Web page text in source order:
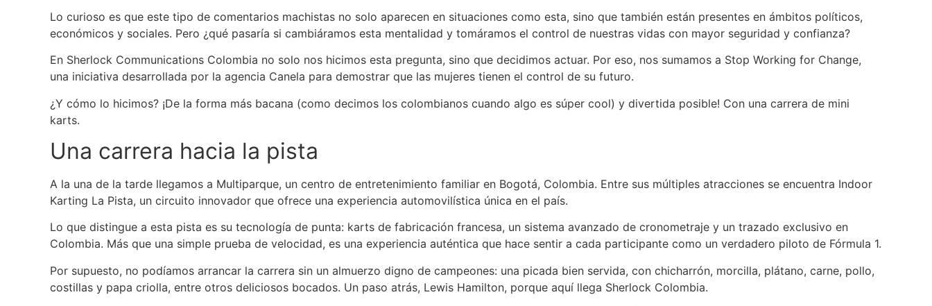
Lo curioso es que este tipo de comentarios machistas no solo aparecen en situaciones como esta, sino que también están presentes en ámbitos políticos,
económicos y sociales. Pero ¿qué pasaría si cambiáramos esta mentalidad y tomáramos el control de nuestras vidas con mayor seguridad y confianza?
En Sherlock Communications Colombia no solo nos hicimos esta pregunta, sino que decidimos actuar. Por eso, nos sumamos a Stop Working for Change,
una iniciativa desarrollada por la agencia Canela para demostrar que las mujeres tienen el control de su futuro.
¿Y cómo lo hicimos? ¡De la forma más bacana (como decimos los colombianos cuando algo es súper cool) y divertida posible! Con una carrera de mini
karts.
Una carrera hacia la pista
A la una de la tarde llegamos a Multiparque, un centro de entretenimiento familiar en Bogotá, Colombia. Entre sus múltiples atracciones se encuentra Indoor
Karting La Pista, un circuito innovador que ofrece una experiencia automovilística única en el país.
Lo que distingue a esta pista es su tecnología de punta: karts de fabricación francesa, un sistema avanzado de cronometraje y un trazado exclusivo en
Colombia. Más que una simple prueba de velocidad, es una experiencia auténtica que hace sentir a cada participante como un verdadero piloto de Fórmula 1.
Por supuesto, no podíamos arrancar la carrera sin un almuerzo digno de campeones: una picada bien servida, con chicharrón, morcilla, plátano, carne, pollo,
costillas y papa criolla, entre otros deliciosos bocados. Un paso atrás, Lewis Hamilton, porque aquí llega Sherlock Colombia.